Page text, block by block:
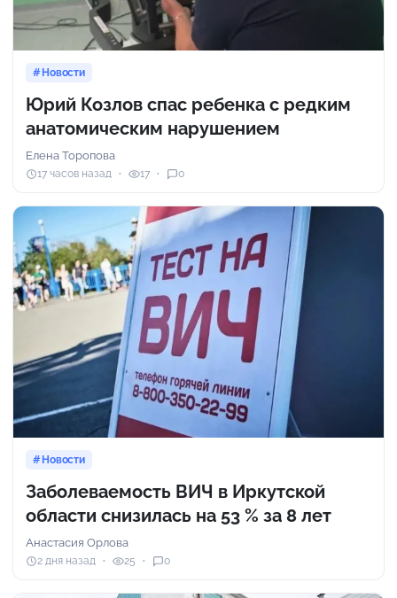
Новости
Юрий Козлов спас ребенка с редким
анатомическим нарушением
Елена Торопова
17 часов назад 17 0
Новости
Заболеваемость ВИЧ в Иркутской
области снизилась на 53 % за 8 лет
Анастасия Орлова
2 дня назад 25 0